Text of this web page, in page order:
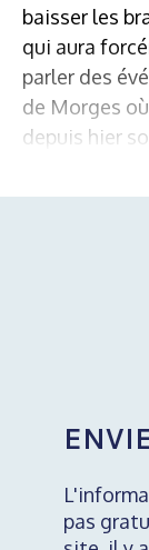
baisser les
qui aura
parler des
de Morges
depuis hier
pas